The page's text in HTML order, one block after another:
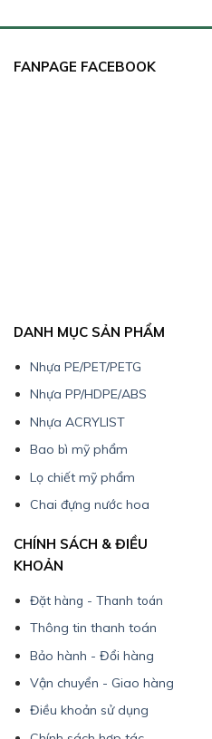
FANPAGE FACEBOOK
DANH MỤC SẢN PHẨM
Nhựa PE/PET/PETG
Nhựa PP/HDPE/ABS
Nhựa ACRYLIST
Bao bì mỹ phẩm
Lọ chiết mỹ phẩm
Chai đựng nước hoa
CHÍNH SÁCH & ĐIỀU
KHOẢN
Đặt hàng - Thanh toán
Thông tin thanh toán
Bảo hành - Đổi hàng
Vận chuyển - Giao hàng
Điều khoản sử dụng